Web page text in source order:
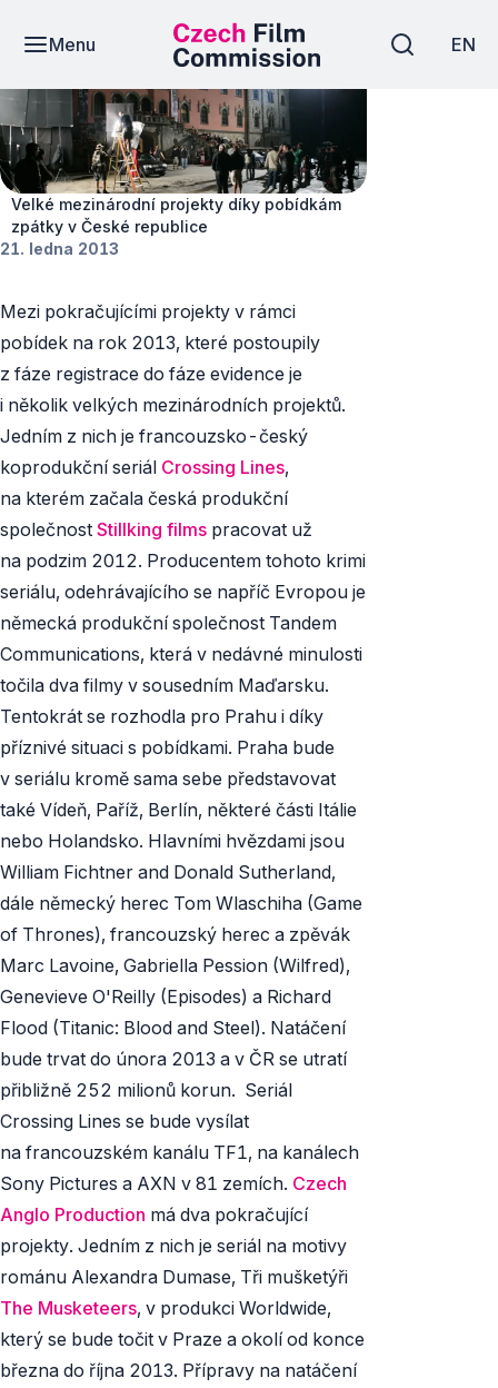
Menu EN
Novinky
Velké mezinárodní projekty díky pobídkám
zpátky v České republice
21. ledna 2013
Mezi pokračujícími projekty v rámci
pobídek na rok 2013, které postoupily
z fáze registrace do fáze evidence je
i několik velkých mezinárodních projektů.
Jedním z nich je francouzsko-český
koprodukční seriál Crossing Lines,
na kterém začala česká produkční
společnost Stillking films pracovat už
na podzim 2012. Producentem tohoto krimi
seriálu, odehrávajícího se napříč Evropou je
německá produkční společnost Tandem
Communications, která v nedávné minulosti
točila dva filmy v sousedním Maďarsku.
Tentokrát se rozhodla pro Prahu i díky
příznivé situaci s pobídkami. Praha bude
v seriálu kromě sama sebe představovat
také Vídeň, Paříž, Berlín, některé části Itálie
nebo Holandsko. Hlavními hvězdami jsou
William Fichtner and Donald Sutherland,
dále německý herec Tom Wlaschiha (Game
of Thrones), francouzský herec a zpěvák
Marc Lavoine, Gabriella Pession (Wilfred),
Genevieve O'Reilly (Episodes) a Richard
Flood (Titanic: Blood and Steel). Natáčení
bude trvat do února 2013 a v ČR se utratí
přibližně 252 milionů korun. Seriál
Crossing Lines se bude vysílat
na francouzském kanálu TF1, na kanálech
Sony Pictures a AXN v 81 zemích. Czech
Anglo Production má dva pokračující
projekty. Jedním z nich je seriál na motivy
románu Alexandra Dumase, Tři mušketýři
The Musketeers, v produkci Worldwide,
který se bude točit v Praze a okolí od konce
března do října 2013. Přípravy na natáčení